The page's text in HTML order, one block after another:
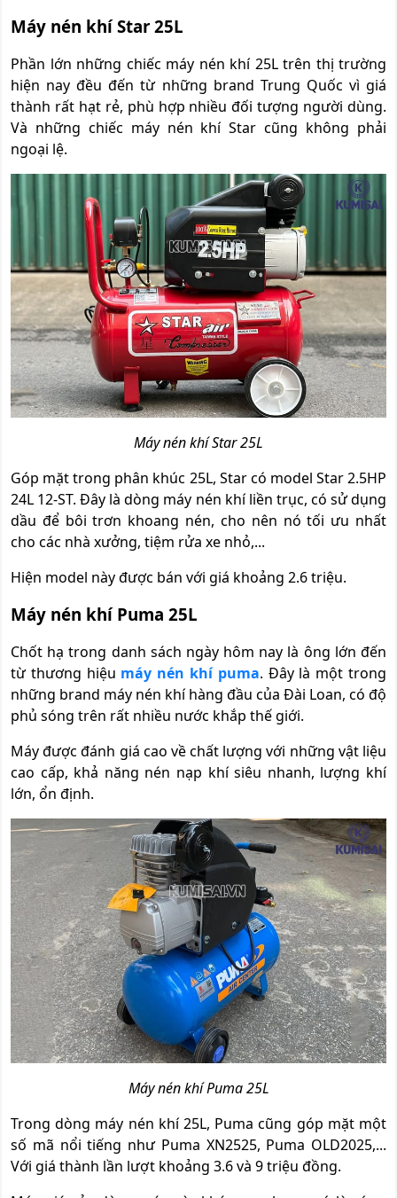
Máy nén khí Star 25L
Phần lớn những chiếc máy nén khí 25L trên thị trường
hiện nay đều đến từ những brand Trung Quốc vì giá
thành rất hạt rẻ, phù hợp nhiều đối tượng người dùng.
Và những chiếc máy nén khí Star cũng không phải
ngoại lệ.
Máy nén khí Star 25L
Góp mặt trong phân khúc 25L, Star có model Star 2.5HP
24L 12-ST. Đây là dòng máy nén khí liền trục, có sử dụng
dầu để bôi trơn khoang nén, cho nên nó tối ưu nhất
cho các nhà xưởng, tiệm rửa xe nhỏ,...
Hiện model này được bán với giá khoảng 2.6 triệu.
Máy nén khí Puma 25L
Chốt hạ trong danh sách ngày hôm nay là ông lớn đến
từ thương hiệu máy nén khí puma. Đây là một trong
những brand máy nén khí hàng đầu của Đài Loan, có độ
phủ sóng trên rất nhiều nước khắp thế giới.
Máy được đánh giá cao về chất lượng với những vật liệu
cao cấp, khả năng nén nạp khí siêu nhanh, lượng khí
lớn, ổn định.
Máy nén khí Puma 25L
Trong dòng máy nén khí 25L, Puma cũng góp mặt một
số mã nổi tiếng như Puma XN2525, Puma OLD2025,...
Với giá thành lần lượt khoảng 3.6 và 9 triệu đồng.